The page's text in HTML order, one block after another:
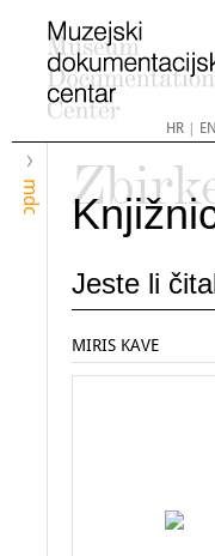
HR| EN
mdc
Jeste li
MIRIS KAVE